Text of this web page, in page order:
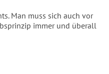
Man muss sich auch vor
immer und überall